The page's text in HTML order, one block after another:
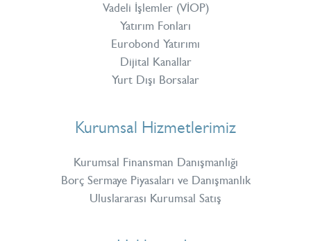
Vadeli İşlemler (VİOP)
Yatırım Fonları
Eurobond Yatırımı
Dijital Kanallar
Yurt Dışı Borsalar
Kurumsal Hizmetlerimiz
Kurumsal Finansman Danışmanlığı
Borç Sermaye Piyasaları ve Danışmanlık
Uluslararası Kurumsal Satış